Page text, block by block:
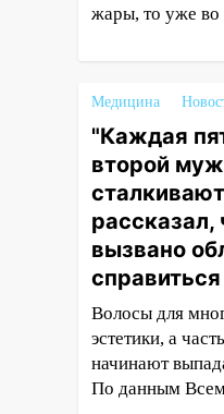
16:26
В
16:12
В
цифровой
15:47
вернуть
«Рекорд-
15:34
в порядок
жары, то уже во
Медицина
"Каждая
второй
вызвано
справиться
Волосы для
эстетики, а
начинают
По данным